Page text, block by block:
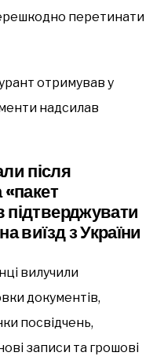
перетинати
отримував у
надсилав
після
підтверджувати
виїзд з України
вилучили
документів,
посвідчень,
записи та грошові